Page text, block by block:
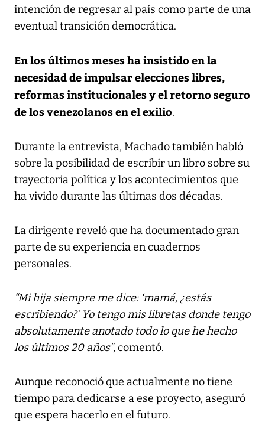
intención de regresar al país como parte de una
eventual transición democrática.
En los últimos meses ha insistido en la
necesidad de impulsar elecciones libres,
reformas institucionales y el retorno seguro
de los venezolanos en el exilio.
Durante la entrevista, Machado también habló
sobre la posibilidad de escribir un libro sobre su
trayectoria política y los acontecimientos que
ha vivido durante las últimas dos décadas.
La dirigente reveló que ha documentado gran
parte de su experiencia en cuadernos
personales.
“Mi hija siempre me dice: ‘mamá, ¿estás
escribiendo?’ Yo tengo mis libretas donde tengo
absolutamente anotado todo lo que he hecho
los últimos 20 años”, comentó.
Aunque reconoció que actualmente no tiene
tiempo para dedicarse a ese proyecto, aseguró
que espera hacerlo en el futuro.